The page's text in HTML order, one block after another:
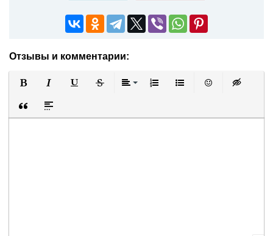
Отзывы и комментарии:
Вставка цитаты
Вставка спойлера